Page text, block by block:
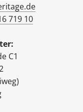
719 10
C1